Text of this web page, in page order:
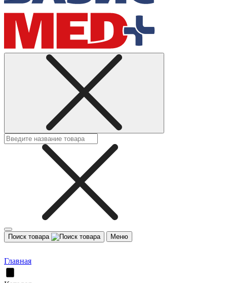
Поиск товара Меню
Главная